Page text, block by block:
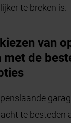
te breken is.
van
met de
te besteden